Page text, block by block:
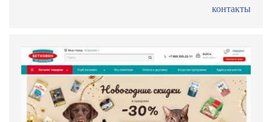
контакты